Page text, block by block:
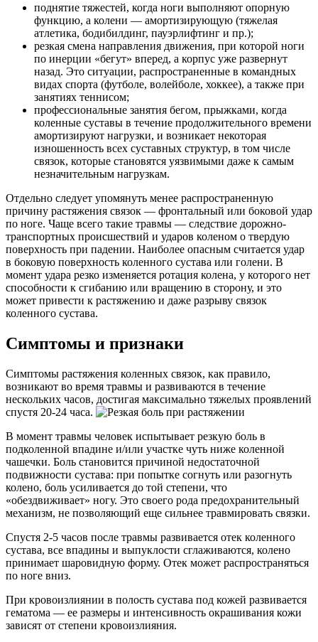
поднятие тяжестей, когда ноги выполняют опорную
функцию, а колени — амортизирующую (тяжелая
атлетика, бодибилдинг, пауэрлифтинг и пр.);
резкая смена направления движения, при которой ноги
по инерции «бегут» вперед, а корпус уже развернут
назад. Это ситуации, распространенные в командных
видах спорта (футболе, волейболе, хоккее), а также при
занятиях теннисом;
профессиональные занятия бегом, прыжками, когда
коленные суставы в течение продолжительного времени
амортизируют нагрузки, и возникает некоторая
изношенность всех суставных структур, в том числе
связок, которые становятся уязвимыми даже к самым
незначительным нагрузкам.
Отдельно следует упомянуть менее распространенную
причину растяжения связок — фронтальный или боковой удар
по ноге. Чаще всего такие травмы — следствие дорожно-
транспортных происшествий и ударов коленом о твердую
поверхность при падении. Наиболее опасным считается удар
в боковую поверхность коленного сустава или голени. В
момент удара резко изменяется ротация колена, у которого нет
способности к сгибанию или вращению в сторону, и это
может привести к растяжению и даже разрыву связок
коленного сустава.
Симптомы и признаки
Симптомы растяжения коленных связок, как правило,
возникают во время травмы и развиваются в течение
нескольких часов, достигая максимально тяжелых проявлений
спустя 20-24 часа.
В момент травмы человек испытывает резкую боль в
подколенной впадине и/или участке чуть ниже коленной
чашечки. Боль становится причиной недостаточной
подвижности сустава: при попытке согнуть или разогнуть
колено, боль усиливается до той степени, что
«обездвиживает» ногу. Это своего рода предохранительный
механизм, не позволяющий еще сильнее травмировать связки.
Спустя 2-5 часов после травмы развивается отек коленного
сустава, все впадины и выпуклости сглаживаются, колено
принимает шаровидную форму. Отек может распространяться
по ноге вниз.
При кровоизлиянии в полость сустава под кожей развивается
гематома — ее размеры и интенсивность окрашивания кожи
зависят от степени кровоизлияния.